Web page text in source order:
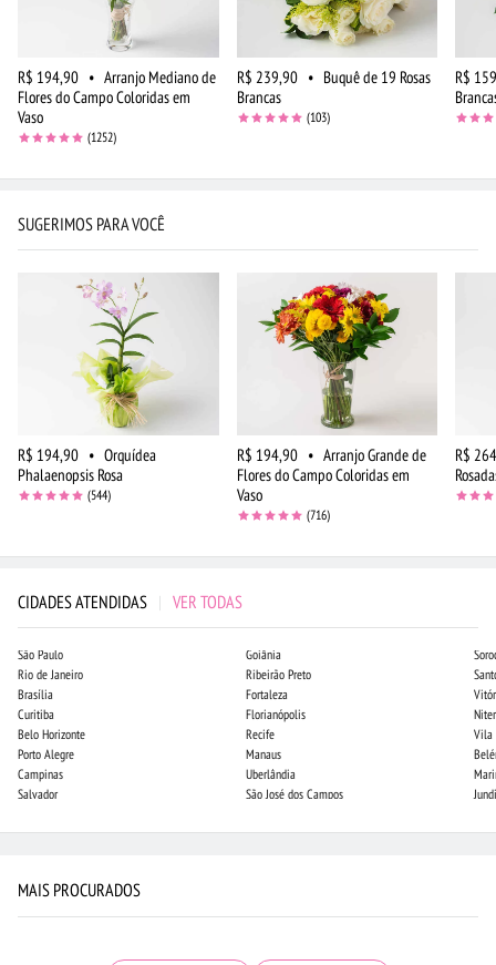
R$ 194,90 • Arranjo Mediano de
Flores do Campo Coloridas em
Vaso
(1252)
R$ 239,90 • Buquê de 19 Rosas
Brancas
(103)
R$
SUGERIMOS PARA VOCÊ
R$ 194,90 • Orquídea
Phalaenopsis Rosa
(544)
R$ 194,90 • Arranjo Grande de
Flores do Campo Coloridas em
Vaso
(716)
R$
CIDADES ATENDIDAS | VER TODAS
São Paulo
Rio de Janeiro
Brasília
Curitiba
Belo Horizonte
Porto Alegre
Campinas
Salvador
Goiânia
Ribeirão Preto
Fortaleza
Florianópolis
Recife
Manaus
Uberlândia
São José dos Campos
Vila
MAIS PROCURADOS